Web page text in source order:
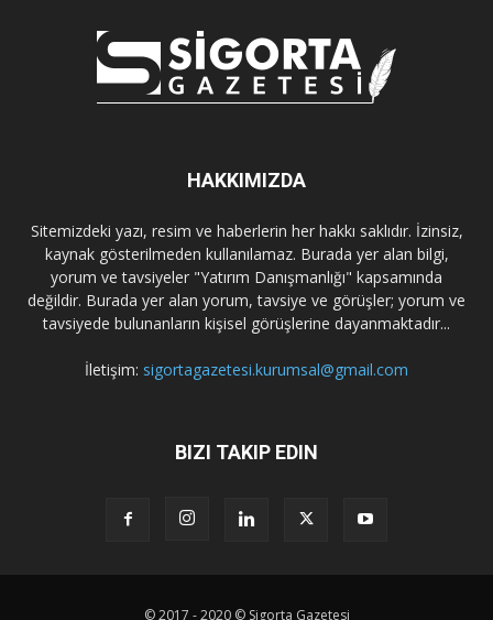
HAKKIMIZDA
Sitemizdeki yazı, resim ve haberlerin her hakkı saklıdır. İzinsiz,
kaynak gösterilmeden kullanılamaz. Burada yer alan bilgi,
yorum ve tavsiyeler "Yatırım Danışmanlığı" kapsamında
değildir. Burada yer alan yorum, tavsiye ve görüşler; yorum ve
tavsiyede bulunanların kişisel görüşlerine dayanmaktadır...
İletişim: sigortagazetesi.kurumsal@gmail.com
BIZI TAKIP EDIN
© 2017 - 2020 © Sigorta Gazetesi